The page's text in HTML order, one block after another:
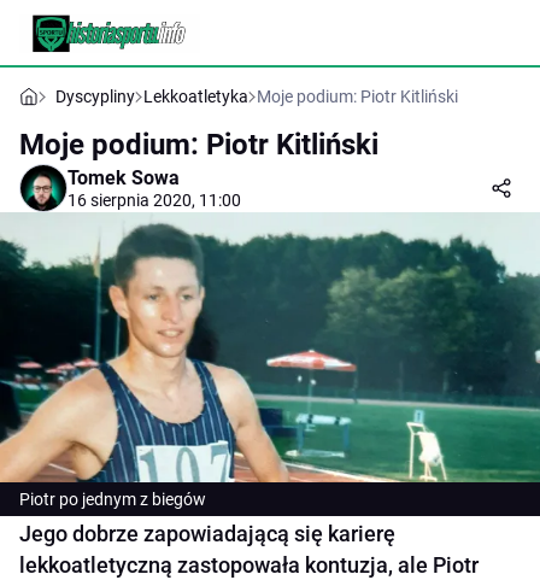
Dyscypliny Lekkoatletyka Moje podium: Piotr Kitliński
Moje podium: Piotr Kitliński
Tomek Sowa
16 sierpnia 2020, 11:00
Piotr po jednym z biegów
Jego dobrze zapowiadającą się karierę
lekkoatletyczną zastopowała kontuzja, ale Piotr